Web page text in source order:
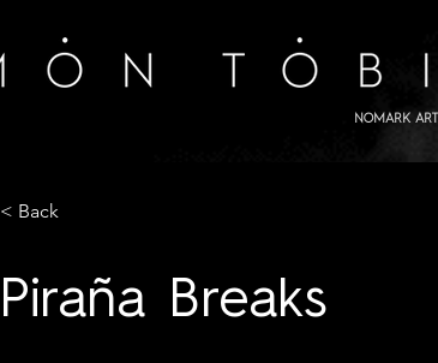
NOMARK
< Back
Piraña Breaks